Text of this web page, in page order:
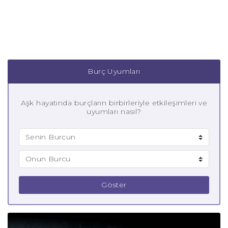
Burç Uyumları
Aşk hayatında burçların birbirleriyle etkileşimleri ve
uyumları nasıl?
Göster